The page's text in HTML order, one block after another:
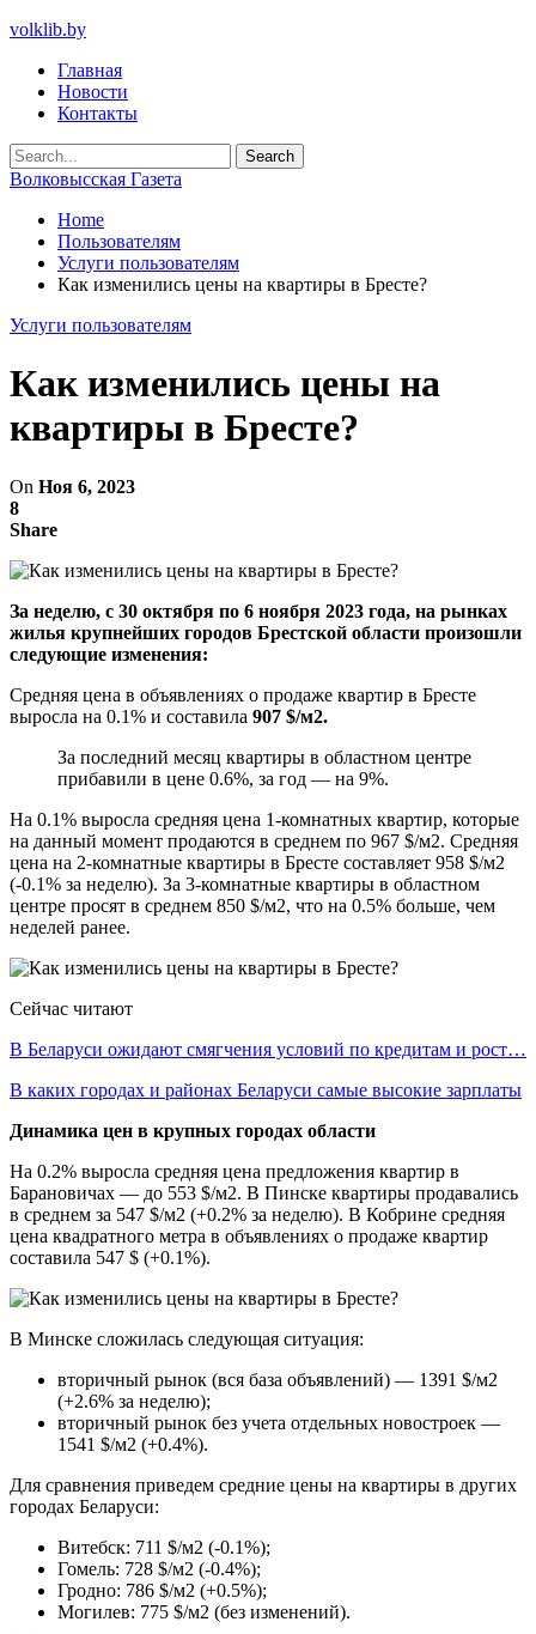
volklib.by
Главная
Новости
Контакты
Волковысская Газета
Home
Пользователям
Услуги пользователям
Как изменились цены на квартиры в Бресте?
Услуги пользователям
Как изменились цены на
квартиры в Бресте?
On Ноя 6, 2023
8
Share
За неделю, c 30 октября по 6 ноября 2023 года, на рынках
жилья крупнейших городов Брестской области произошли
следующие изменения:
Средняя цена в объявлениях о продаже квартир в Бресте
выросла на 0.1% и составила 907 $/м2.
За последний месяц квартиры в областном центре
прибавили в цене 0.6%, за год — на 9%.
На 0.1% выросла средняя цена 1-комнатных квартир, которые
на данный момент продаются в среднем по 967 $/м2. Средняя
цена на 2-комнатные квартиры в Бресте составляет 958 $/м2
(-0.1% за неделю). За 3-комнатные квартиры в областном
центре просят в среднем 850 $/м2, что на 0.5% больше, чем
неделей ранее.
Сейчас читают
В Беларуси ожидают смягчения условий по кредитам и рост…
В каких городах и районах Беларуси самые высокие зарплаты
Динамика цен в крупных городах области
На 0.2% выросла средняя цена предложения квартир в
Барановичах — до 553 $/м2. В Пинске квартиры продавались
в среднем за 547 $/м2 (+0.2% за неделю). В Кобрине средняя
цена квадратного метра в объявлениях о продаже квартир
составила 547 $ (+0.1%).
В Минске сложилась следующая ситуация:
вторичный рынок (вся база объявлений) — 1391 $/м2
(+2.6% за неделю);
вторичный рынок без учета отдельных новостроек —
1541 $/м2 (+0.4%).
Для сравнения приведем средние цены на квартиры в других
городах Беларуси:
Витебск: 711 $/м2 (-0.1%);
Гомель: 728 $/м2 (-0.4%);
Гродно: 786 $/м2 (+0.5%);
Могилев: 775 $/м2 (без изменений).